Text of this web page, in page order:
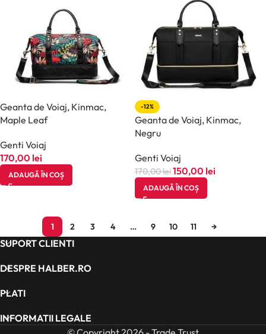
Geanta de Voiaj, Kinmac,
Maple Leaf
Genti Voiaj
170,00 lei
ADAUGĂ ÎN COȘ
-12%
Geanta de Voiaj, Kinmac,
Negru
Genti Voiaj
170,00lei150,00 lei
ADAUGĂ ÎN COȘ
1 2 3 4 … 9 10 11 →
SUPORT CLIENTI
DESPRE HALBER.RO
PLATI
INFORMATII LEGALE